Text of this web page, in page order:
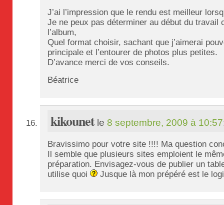
J’ai l’impression que le rendu est meilleur
Je ne peux pas déterminer au début du travail
l’album,
Quel format choisir, sachant que j’aimerai
principale et l’entourer de photos plus petites.
D’avance merci de vos conseils.
Béatrice
kikounetle8 septembre, 2009 à 10:57
Bravissimo pour votre site !!!! Ma question
Il semble que plusieurs sites emploient le
préparation. Envisagez-vous de publier un
utilise quoi
Jusque là mon prépéré est le